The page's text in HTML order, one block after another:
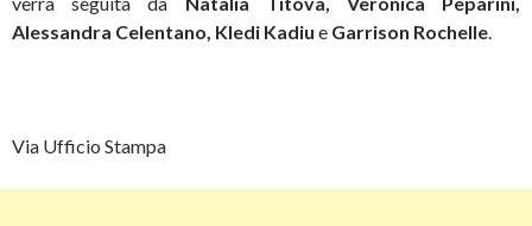
Alessandra Celentano, Kledi Kadiu e Garrison Rochelle
Via Ufficio Stampa